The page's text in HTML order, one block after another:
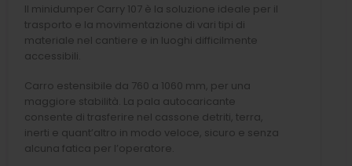
Il minidumper Carry 107 è la soluzione ideale per il
trasporto e la movimentazione di vari tipi di
materiale nel cantiere e in luoghi difficilmente
accessibili.
Carro estensibile da 760 a 1060 mm, per una
maggiore stabilità. La pala autocaricante
consente di trasferire nel cassone detriti, terra,
inerti e quant’altro in modo veloce, sicuro e senza
alcuna fatica per l’operatore.